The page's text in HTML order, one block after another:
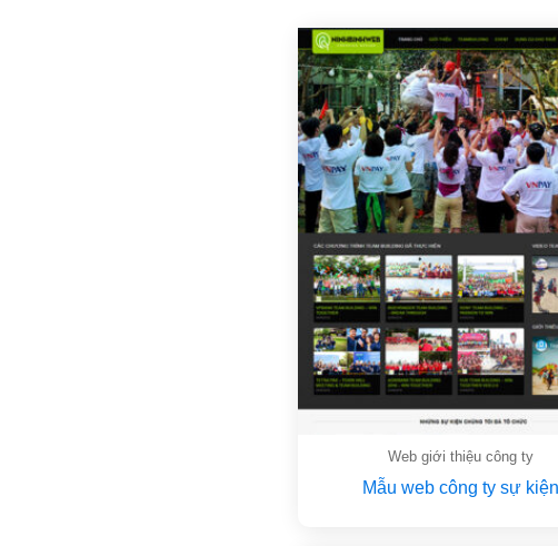
Web giới thiệu công ty
Mẫu web công ty sự kiện